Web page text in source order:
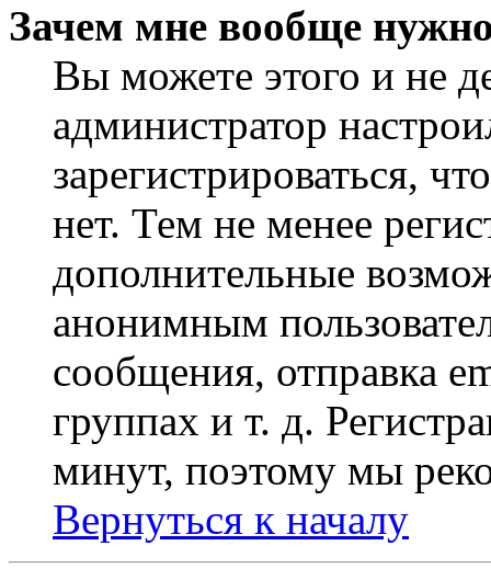
Зачем мне вообще
Вы можете этого и не
администратор
зарегистрироваться,
нет. Тем не менее
дополнительные
анонимным
сообщения, отправка
группах и т. д.
минут, поэтому мы
Вернуться к началу